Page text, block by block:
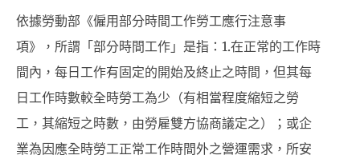
依據勞動部《僱用部分時間工作勞工應行注意事
項》，所謂「部分時間工作」是指：1.在正常的工作時
間內，每日工作有固定的開始及終止之時間，但其每
日工作時數較全時勞工為少（有相當程度縮短之勞
工，其縮短之時數，由勞雇雙方協商議定之）；或企
業為因應全時勞工正常工作時間外之營運需求，所安